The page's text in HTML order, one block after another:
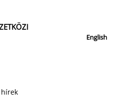
English
hírek